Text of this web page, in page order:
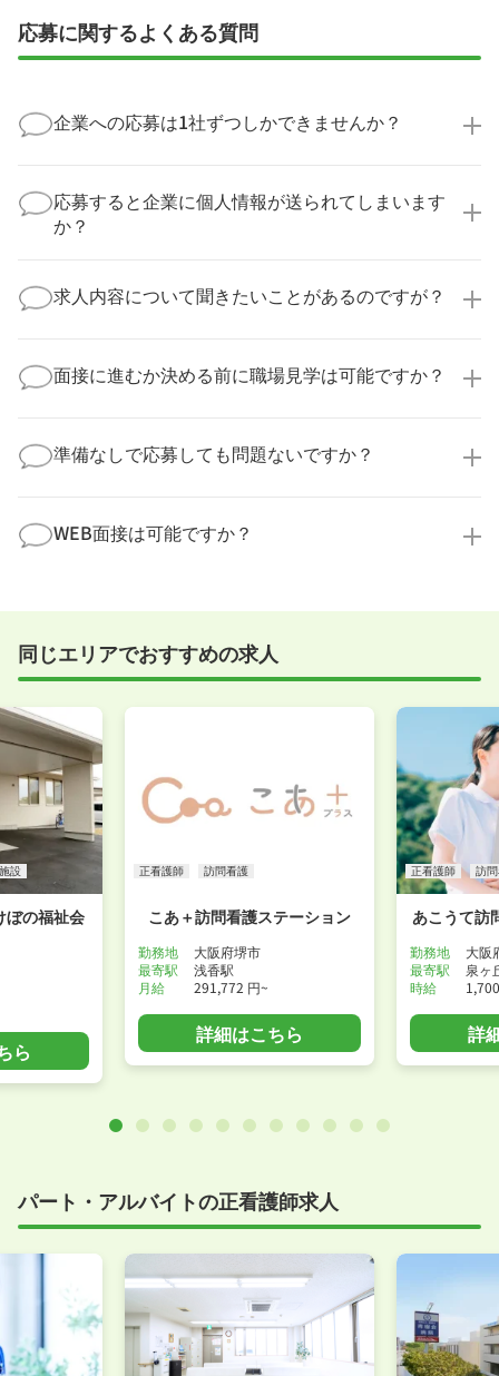
応募に関するよくある質問
企業への応募は1社ずつしかできませんか？
実際に医療キャリアナビを利用して転職に成功した方
の多くは、複数応募して自分に合った職場を選ばれて
います。
応募すると企業に個人情報が送られてしまいます
か？
業様に個人情報が送られることはありません！
より詳細な求人情報をご確認いただいた上で、転職希
求人内容について聞きたいことがあるのですが？
してお答えいたします。
勤務体制や職場の雰囲気、研修制度など、どんな小さ
す！
面接に進むか決める前に職場見学は可能ですか？
積極的に受け入れています。実際の職場環境や働く人
の様子を見ることで、より安心してご判断いただけま
ださい！
準備なしで応募しても問題ないですか？
まで、一からサポートいたします。「転職を考え始め
たばかり」「何から始めればいいか分からない」とい
WEB面接は可能ですか？
すめしていますが、企業様によってはWEB面接を導入
事前に確認することは可能ですので、お気軽にお申し
付けください！
同じエリアでおすすめの求人
設
ぼの福祉会
ら
正看護師 訪問看護
こあ＋訪問看護ステーション
勤務地
大阪府堺市
最寄駅
浅香駅
月給
291,772 円~
詳細はこちら
正看護師 訪
あこうて訪
勤務地
大阪
最寄駅
泉ヶ
時給
詳
パート・アルバイトの正看護師求人